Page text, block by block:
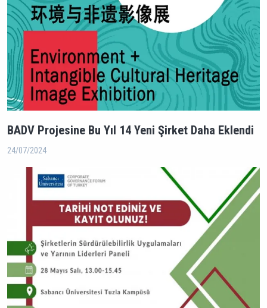
BADV Projesine Bu Yıl 14 Yeni Şirket Daha Eklendi
24/07/2024